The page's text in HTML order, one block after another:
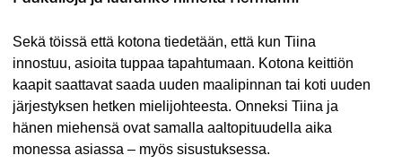
Sekä töissä että kotona tiedetään, että kun Tiina
innostuu, asioita tuppaa tapahtumaan. Kotona keittiön
kaapit saattavat saada uuden maalipinnan tai koti uuden
järjestyksen hetken mielijohteesta. Onneksi Tiina ja
hänen miehensä ovat samalla aaltopituudella aika
monessa asiassa – myös sisustuksessa.